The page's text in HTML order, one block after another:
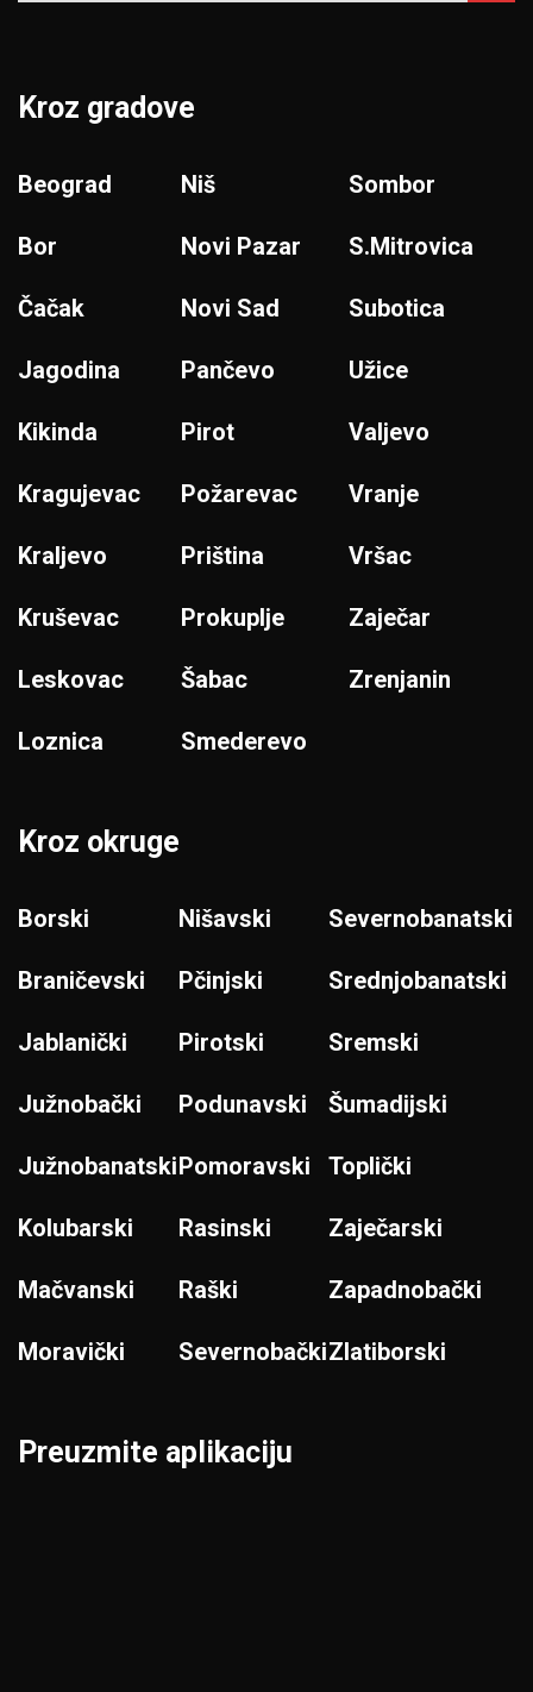
Kroz gradove
Beograd
Bor
Čačak
Jagodina
Kikinda
Kragujevac
Kraljevo
Kruševac
Leskovac
Loznica
Niš
Novi Pazar
Novi Sad
Pančevo
Pirot
Požarevac
Priština
Prokuplje
Šabac
Smederevo
Sombor
S.Mitrovica
Subotica
Užice
Valjevo
Vranje
Vršac
Zaječar
Zrenjanin
Kroz okruge
Borski
Braničevski
Jablanički
Južnobački
Južnobanatski
Kolubarski
Mačvanski
Moravički
Nišavski
Pčinjski
Pirotski
Podunavski
Pomoravski
Rasinski
Raški
Severnobački
Severnobanatski
Srednjobanatski
Sremski
Šumadijski
Toplički
Zaječarski
Zapadnobački
Zlatiborski
Preuzmite aplikaciju